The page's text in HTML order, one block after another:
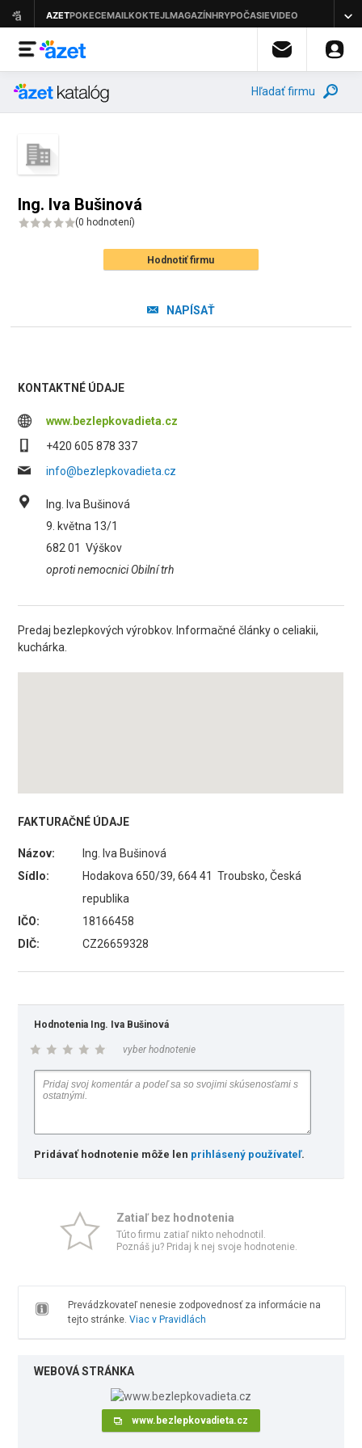
Hľadať firmu
Ing. Iva Bušinová
(0 hodnotení)
Hodnotiť firmu
NAPÍSAŤ
KONTAKTNÉ ÚDAJE
www.bezlepkovadieta.cz
+420 605 878 337
info@bezlepkovadieta.cz
Ing. Iva Bušinová
9. května 13/1
682 01 Výškov
oproti nemocnici Obilní trh
Predaj bezlepkových výrobkov. Informačné články o celiakii,
kuchárka.
FAKTURAČNÉ ÚDAJE
Názov:
Ing. Iva Bušinová
Sídlo:
Hodakova 650/39, 664 41 Troubsko, Česká
republika
IČO:
18166458
DIČ:
CZ26659328
Hodnotenia Ing. Iva Bušinová
vyber hodnotenie
Pridávať hodnotenie môže len prihlásený používateľ.
Zatiaľ bez hodnotenia
Túto firmu zatiaľ nikto nehodnotil.
Poznáš ju? Pridaj k nej svoje hodnotenie.
Prevádzkovateľ nenesie zodpovednosť za informácie na
tejto stránke. Viac v Pravidlách
WEBOVÁ STRÁNKA
www.bezlepkovadieta.cz